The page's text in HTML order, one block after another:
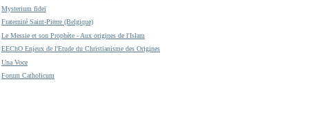
Mysterium fidei
Fraternité Saint-Pierre (Belgique)
Le Messie et son Prophète - Aux origines de l'Islam
EEChO Enjeux de l'Etude du Christianisme des Origines
Una Voce
Forum Catholicum